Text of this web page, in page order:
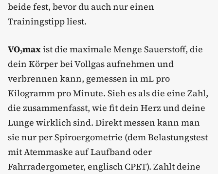
beide fest, bevor du auch nur einen
Trainingstipp liest.
VO₂maxist die maximale Menge Sauerstoff, die
dein Körper bei Vollgas aufnehmen und
verbrennen kann, gemessen in mL pro
Kilogramm pro Minute. Sieh es als die eine Zahl,
die zusammenfasst, wie fit dein Herz und deine
Lunge wirklich sind. Direkt messen kann man
sie nur per Spiroergometrie (dem Belastungstest
mit Atemmaske auf Laufband oder
Fahrradergometer, englisch CPET). Zahlt deine